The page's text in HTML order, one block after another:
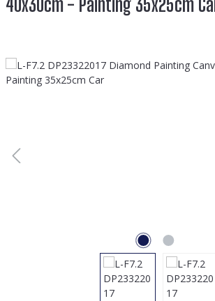
Afbeeldingengalerij overslaan